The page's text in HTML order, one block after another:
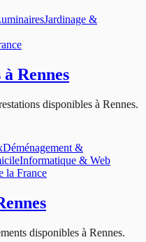
Jardinage &
à Rennes
disponibles à Rennes.
Déménagement &
Informatique & Web
la France
disponibles à Rennes.